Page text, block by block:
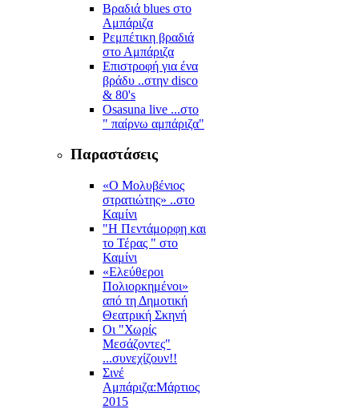
Βραδιά blues στο
Αμπάριζα
Ρεμπέτικη βραδιά
στο Αμπάριζα
Επιστροφή για ένα
βράδυ ..στην disco
& 80's
Osasuna live ...στο
" παίρνω αμπάριζα"
Παραστάσεις
«Ο Μολυβένιος
στρατιώτης» ..στο
Καμίνι
"Η Πεντάμορφη και
το Τέρας " στο
Καμίνι
«Ελεύθεροι
Πολιορκημένοι»
από τη Δημοτική
Θεατρική Σκηνή
Οι "Χωρίς
Μεσάζοντες"
...συνεχίζουν!!
Σινέ
Αμπάριζα:Mάρτιος
2015